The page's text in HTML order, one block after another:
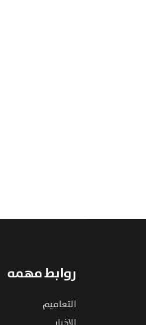
روابط مهمه
التعاميم